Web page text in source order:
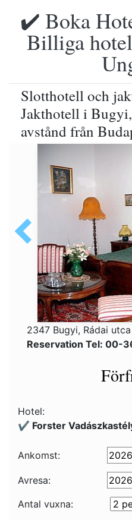
✔️ Boka
Billiga
Slotthotell och
Jakthotell i
avstånd från
2347 Bugyi, Rádai utca
Reservation Tel: 00-
Hotel:
✔️ Forster
Ankomst:
Avresa:
Antal vuxna: